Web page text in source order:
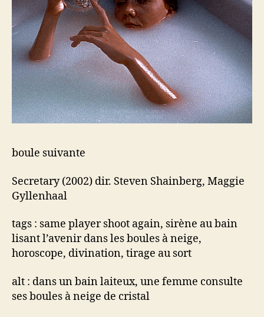
boule suivante
Secretary (2002) dir. Steven Shainberg, Maggie
Gyllenhaal
tags : same player shoot again, sirène au bain
lisant l’avenir dans les boules à neige,
horoscope, divination, tirage au sort
alt : dans un bain laiteux, une femme consulte
ses boules à neige de cristal